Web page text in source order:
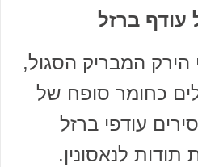
ברזל
הירק המבריק הסגול,
כחומר סופח של
עודפי ברזל
לנאסונין.